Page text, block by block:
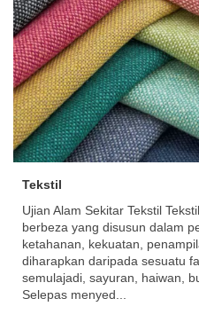
Tekstil
Ujian Alam Sekitar Tekstil
berbeza yang disusun dalam
ketahanan, kekuatan,
diharapkan daripada sesuatu
semulajadi, sayuran, haiwan,
Selepas menyed...